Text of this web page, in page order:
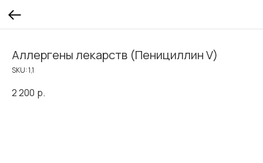
Аллергены лекарств (Пенициллин V)
SKU:1,1
2 200 р.